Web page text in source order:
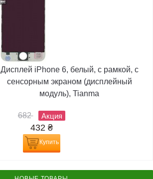
Дисплей iPhone 6, белый, с рамкой, с
сенсорным экраном (дисплейный
модуль), Tianma
682 Акция
432 ₴
Купить